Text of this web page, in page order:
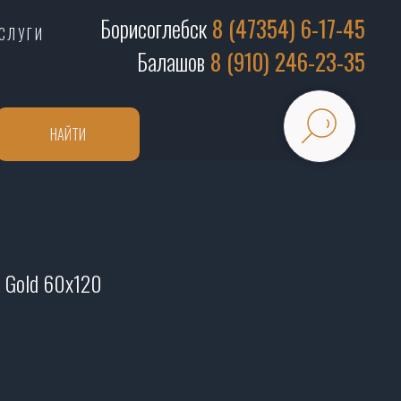
Борисоглебск8 (47354) 6-17-45
Балашов 8 (910) 246-23-35
НАЙТИ
60х120